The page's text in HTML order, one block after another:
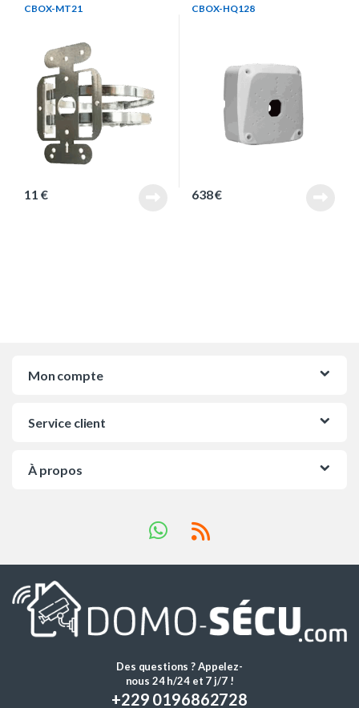
CBOX-MT21
11 €
CBOX-HQ128
638€
Mon compte
Service client
À propos
Des questions ? Appelez-
nous 24 h/24 et 7 j/7 !
+229 0196862728